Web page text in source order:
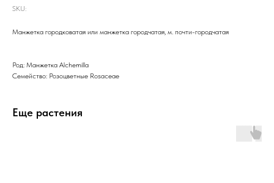
SKU:
Манжетка городковатая или манжетка городчатая, м. почти-городчатая
Род: Манжетка Alchemilla
Семейство: Розоцветные Rosaceae
Еще растения